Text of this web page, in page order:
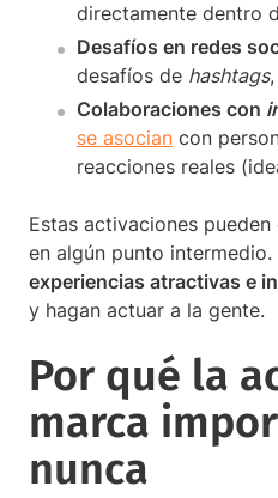
directamente dentro
Desafíos en redes
desafíos de hashtags
Colaboraciones con
se asocian con
reacciones reales
Estas activaciones
en algún punto
experiencias atractivas e
y hagan actuar a la gente.
Por qué la
marca
nunca